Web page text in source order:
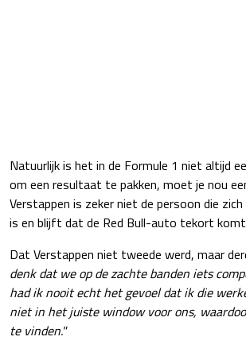
Natuurlijk is het in de Formule 1 niet altijd
om een resultaat te pakken, moet je nou
Verstappen is zeker niet de persoon die
is en blijft dat de Red Bull-auto tekort
Dat Verstappen niet tweede werd, maar
denk dat we op de zachte banden iets
had ik nooit echt het gevoel dat ik die
niet in het juiste window voor ons,
te vinden."